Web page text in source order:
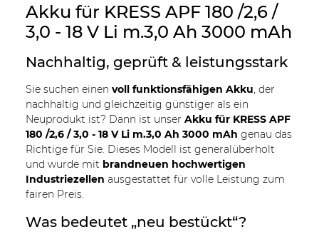
Akku für KRESS APF 180 /2,6 /
3,0 - 18 V Li m.3,0 Ah 3000 mAh
Nachhaltig, geprüft & leistungsstark
Sie suchen einen voll funktionsfähigen Akku , der
nachhaltig und gleichzeitig günstiger als ein
Neuprodukt ist? Dann ist unser Akku für KRESS APF
180 /2,6 / 3,0 - 18 V Li m.3,0 Ah 3000 mAh genau das
Richtige für Sie. Dieses Modell ist generalüberholt
und wurde mit brandneuen hochwertigen
Industriezellen ausgestattet für volle Leistung zum
fairen Preis.
Was bedeutet „neu bestückt“?